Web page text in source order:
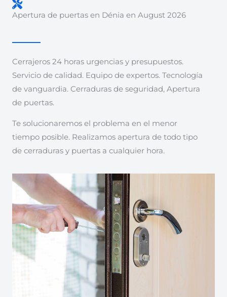
Apertura de puertas en Dénia en August 2026
Cerrajeros 24 horas urgencias y presupuestos.
Servicio de calidad. Equipo de expertos. Tecnología
de vanguardia. Cerraduras de seguridad, Apertura
de puertas.
Te solucionaremos el problema en el menor
tiempo posible. Realizamos apertura de todo tipo
de cerraduras y puertas a cualquier hora.